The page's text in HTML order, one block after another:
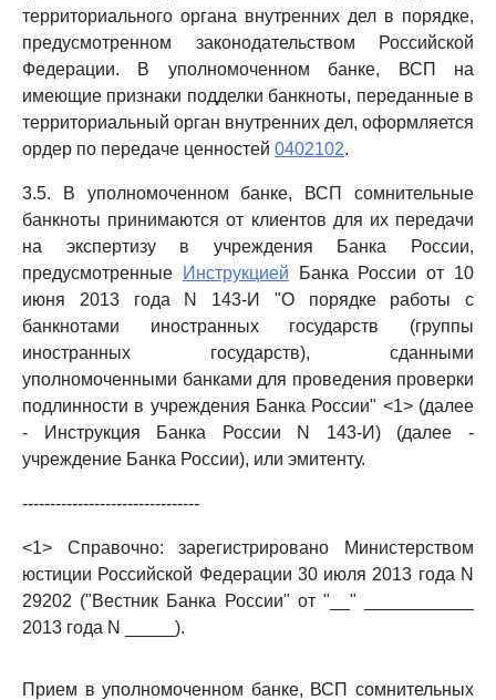
территориального органа внутренних дел в порядке,
предусмотренном законодательством Российской
Федерации. В уполномоченном банке, ВСП на
имеющие признаки подделки банкноты, переданные в
территориальный орган внутренних дел, оформляется
ордер по передаче ценностей 0402102.
3.5. В уполномоченном банке, ВСП сомнительные
банкноты принимаются от клиентов для их передачи
на экспертизу в учреждения Банка России,
предусмотренные
Инструкцией Банка России от 10
июня 2013 года N 143-И "О порядке работы с
банкнотами иностранных государств (группы
иностранных государств), сданными
уполномоченными банками для проведения проверки
подлинности в учреждения Банка России" <1> (далее
- Инструкция Банка России N 143-И) (далее -
учреждение Банка России), или эмитенту.
--------------------------------
<1> Справочно: зарегистрировано Министерством
юстиции Российской Федерации 30 июля 2013 года N
29202 ("Вестник Банка России" от "__" ___________
2013 года N _____).
Прием в уполномоченном банке, ВСП сомнительных